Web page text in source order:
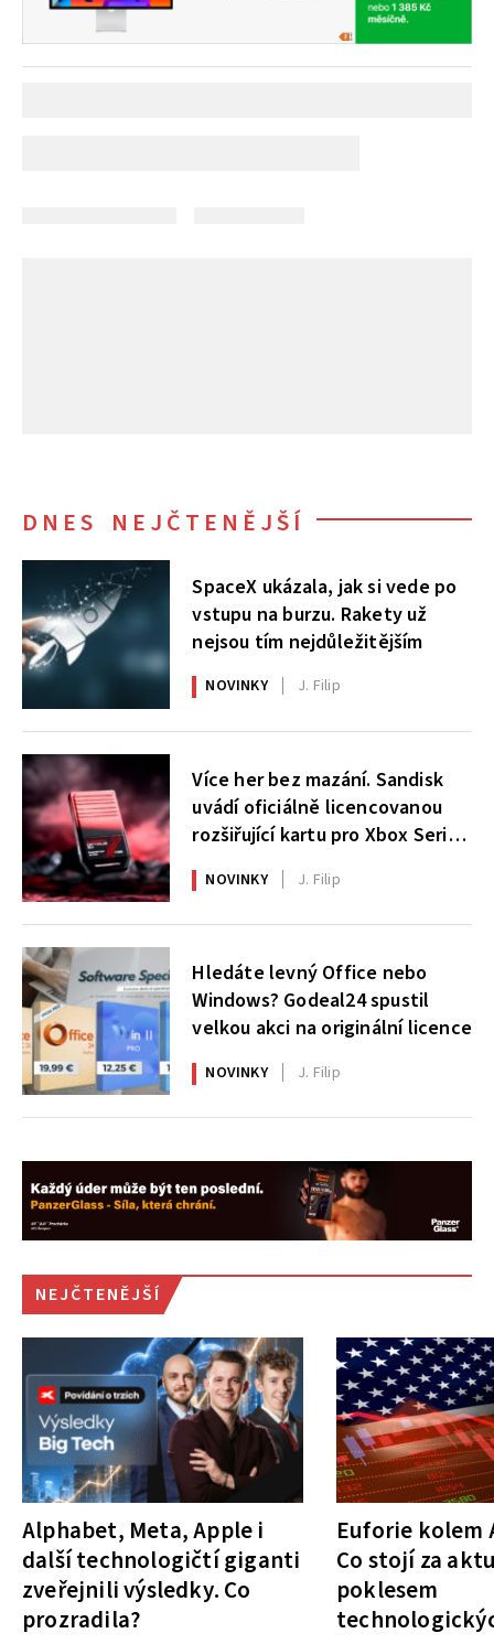
DNES NEJČTENĚJŠÍ
SpaceX ukázala, jak si vede po
vstupu na burzu. Rakety už
nejsou tím nejdůležitějším
NOVINKY J. Filip
Více her bez mazání. Sandisk
uvádí oficiálně licencovanou
rozšiřující kartu pro Xbox Series
X|S
NOVINKY J. Filip
Hledáte levný Office nebo
Windows? Godeal24 spustil
velkou akci na originální licence
NOVINKY J. Filip
NEJČTENĚJŠÍ
Alphabet, Meta, Apple i
další technologičtí giganti
zveřejnili výsledky. Co
prozradila?
Euforie kolem
Co stojí za
poklesem